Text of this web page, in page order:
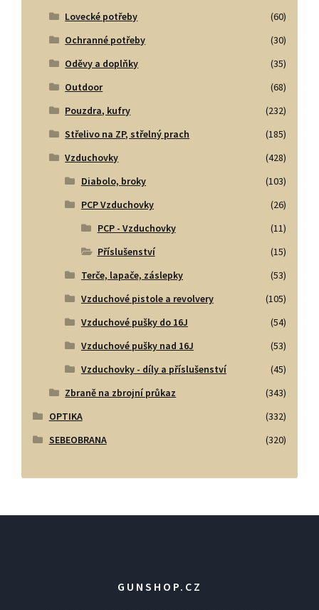
Lovecké potřeby
(60)
Ochranné potřeby
(30)
Oděvy a doplňky
(35)
Outdoor
(68)
Pouzdra, kufry
(232)
Střelivo na ZP, střelný prach
(185)
Vzduchovky
(428)
Diabolo, broky
(103)
PCP Vzduchovky
(26)
PCP - Vzduchovky
(11)
Příslušenství
(15)
Terče, lapače, záslepky
(53)
Vzduchové pistole a revolvery
(105)
Vzduchové pušky do 16J
(54)
Vzduchové pušky nad 16J
(53)
Vzduchovky - díly a příslušenství
(45)
Zbraně na zbrojní průkaz
(343)
OPTIKA
(332)
SEBEOBRANA
(320)
GUNSHOP.CZ